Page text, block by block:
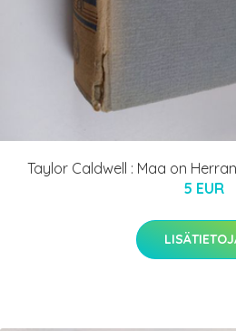
Taylor Caldwell : Maa on
5 EUR